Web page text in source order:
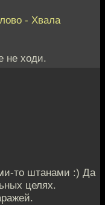
- Хвала
не ходи.
то штанами :) Да
целях.